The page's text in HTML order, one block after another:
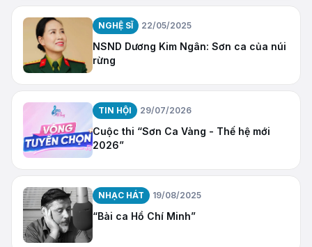
NGHỆ SĨ 22/05/2025
NSND Dương Kim Ngân: Sơn ca của núi
rừng
TIN HỘI 29/07/2026
Cuộc thi “Sơn Ca Vàng - Thế hệ mới
2026”
NHẠC HÁT 19/08/2025
“Bài ca Hồ Chí Minh”